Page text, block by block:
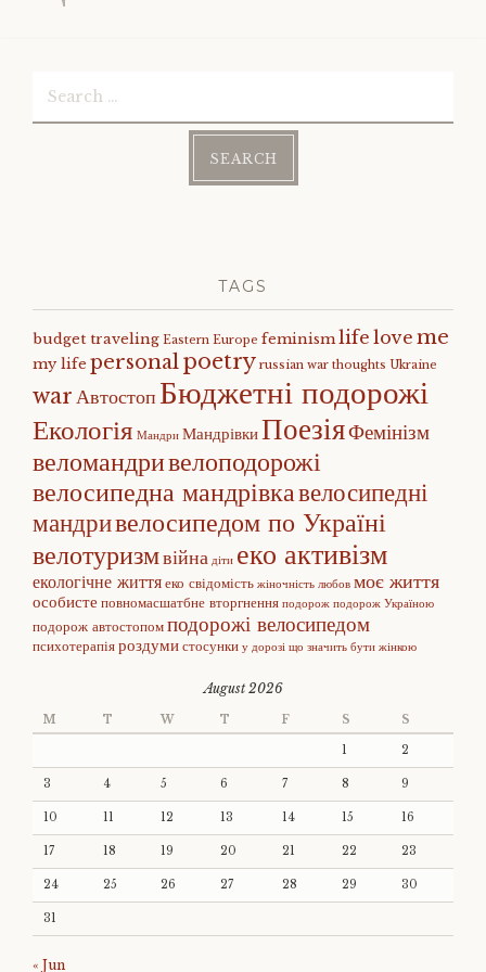
TAGS
budget traveling Eastern Europe feminismlife love me
my life personalpoetry russian war thoughts Ukraine
warАвтостопБюджетні подорожі
Екологія Мандри МандрівкиПоезіяФемінізм
веломандривелоподорожі
велосипедна мандрівкавелосипедні
мандривелосипедом по Україні
велотуризмвійна діти еко активізм
екологічне життяеко свідомість жіночність любов моє життя
особисте повномасшатбне вторгнення подорож подорож Україною
подорож автостопомподорожі велосипедом
психотерапіяроздумистосунки у дорозі що значить бути жінкою
August 2026
M T W T F S S
1 2
3 4 5 6 7 8 9
10 11 12 13 14 15 16
17 18 19 20 21 22 23
24 25 26 27 28 29 30
31
« Jun